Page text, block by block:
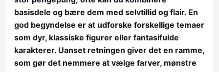
basisdele og bære dem med selvtillid og flair. En
god begyndelse er at udforske forskellige temaer
som dyr, klassiske figurer eller fantasifulde
karakterer. Uanset retningen giver det en ramme,
som gør det nemmere at vælge farver, mønstre